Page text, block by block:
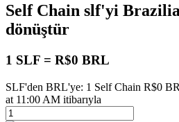
USDT Vadeli İşlemleri
Self Chain slf'yi
dönüştür
1 SLF = R$0 BRL
SLF'den BRL'ye: 1 Self Chain R$0
at 11:00 AM itibarıyla